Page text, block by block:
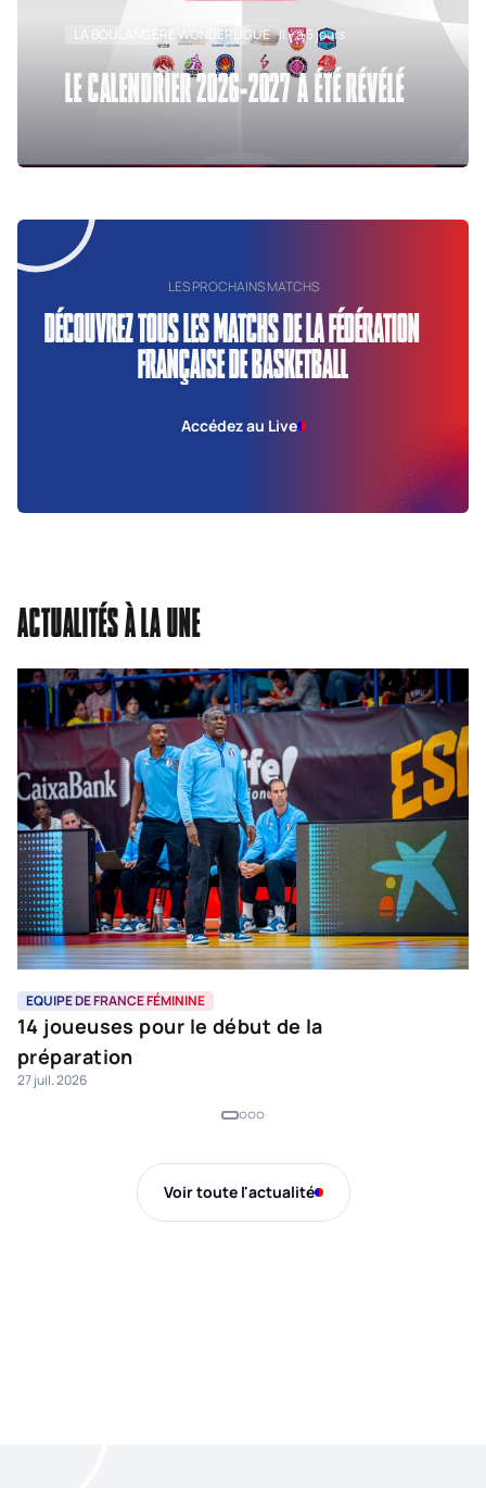
LA BOULANGÈRE WONDERLIGUE Il y a 5 jours
LE CALENDRIER 2026-2027 A ÉTÉ RÉVÉLÉ
LES PROCHAINS MATCHS
DÉCOUVREZ TOUS LES MATCHS DE LA FÉDÉRATION
FRANÇAISE DE BASKETBALL
Accédez au Live
ACTUALITÉS À LA UNE
EQUIPE DE FRANCE FÉMININE
14 joueuses pour le début de la
préparation
27 juil. 2026
Voir toute l'actualité